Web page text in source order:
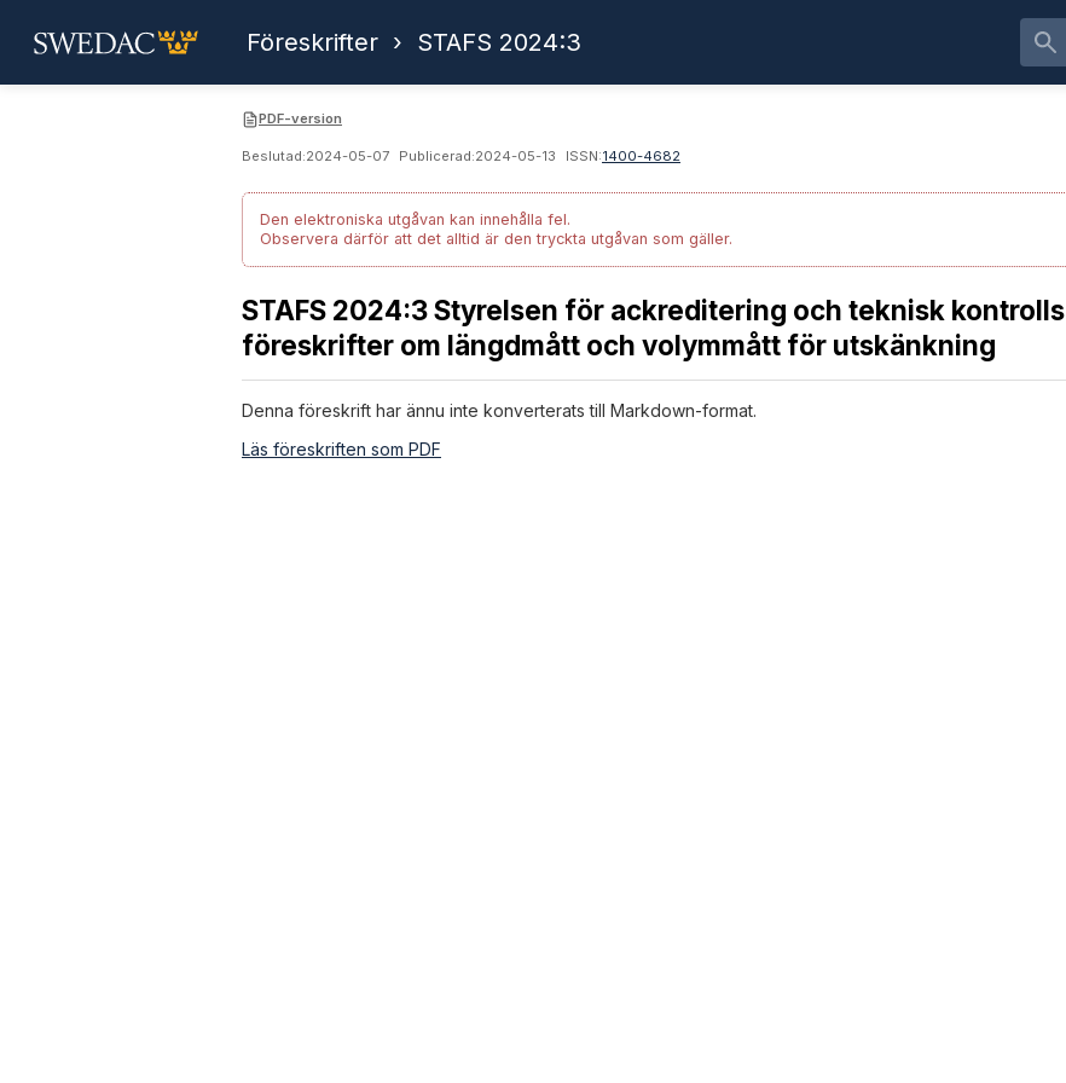
Föreskrifter › STAFS 2024:3
PDF-version
Beslutad:2024-05-07 Publicerad:2024-05-13 ISSN:1400-4682
Den elektroniska utgåvan kan innehålla fel.
Observera därför att det alltid är den tryckta utgåvan som gäller.
STAFS 2024:3 Styrelsen för ackreditering och teknisk kontrolls
föreskrifter om längdmått och volymmått för utskänkning
Denna föreskrift har ännu inte konverterats till Markdown-format.
Läs föreskriften som PDF